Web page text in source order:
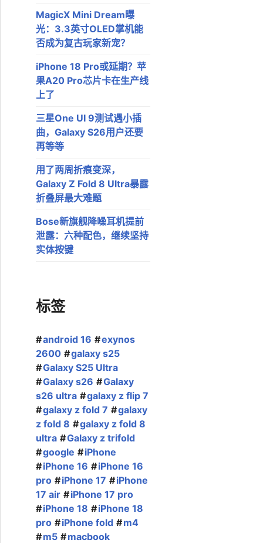
MagicX Mini Dream曝
光：3.3英寸OLED掌机能
否成为复古玩家新宠？
iPhone 18 Pro或延期？苹
果A20 Pro芯片卡在生产线
上了
三星One UI 9测试遇小插
曲，Galaxy S26用户还要
再等等
用了两周折痕变深，
Galaxy Z Fold 8 Ultra暴露
折叠屏最大难题
Bose新旗舰降噪耳机提前
泄露：六种配色，继续坚持
实体按键
标签
android 16
exynos
2600
galaxy s25
Galaxy S25 Ultra
Galaxy s26
Galaxy
s26 ultra
galaxy z flip 7
galaxy z fold 7
galaxy
z fold 8
galaxy z fold 8
ultra
Galaxy z trifold
google
iPhone
iPhone 16
iPhone 16
pro
iPhone 17
iPhone
17 air
iPhone 17 pro
iPhone 18
iPhone 18
pro
iPhone fold
m4
m5
macbook